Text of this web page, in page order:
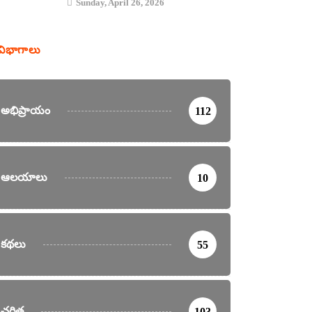
Sunday, April 26, 2026
అభిప్రాయం 112
ఆలయాలు 10
కథలు 55